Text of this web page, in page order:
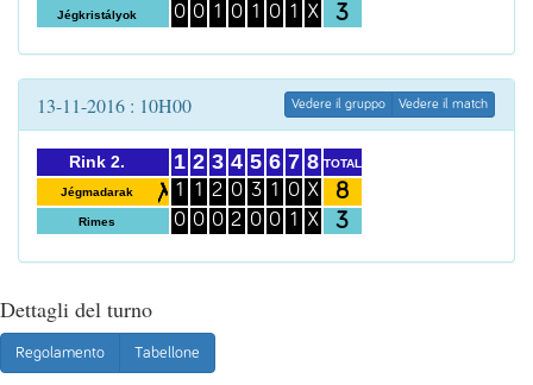
Jégkristályok
0 0 1
0 1
0 1
X
3
13-11-2016 : 10H00 Vedere il gruppo Vedere il match
Rink 2.
Jégmadarak
Rimes
1
1
0
2
1
0
3
2
0
4
0
2
5
3
0
6
1
0
7
0
1
8
X
X
TOTAL
8
3
Dettagli del turno
Regolamento Tabellone